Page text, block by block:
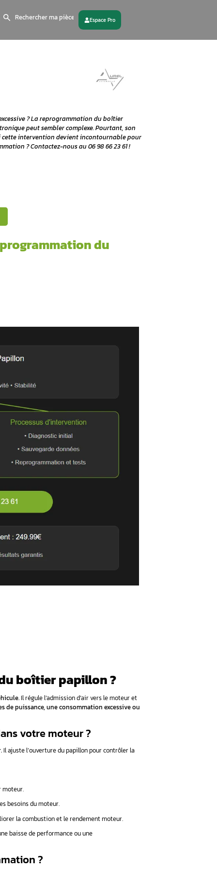
Contactez - nous
Search
for:
une consommation excessive ? La
savoir plus sur la reprogrammation ? Contactez-nous au
la
qualifiés
papillon ?
papillon ?
?
reprogrammation ?
du boîtier